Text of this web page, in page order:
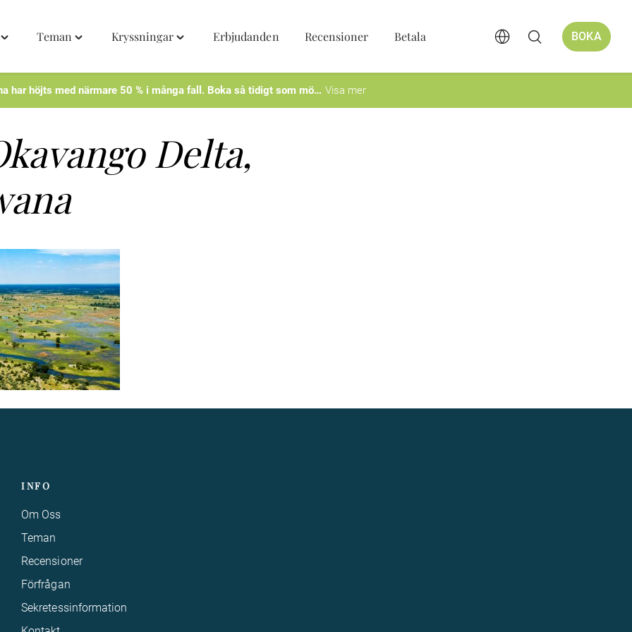
Teman
Toggle
Kryssningar Erbjudanden Recensioner Betala BOKA
har höjts med närmare 50 % i många fall. Boka så tidigt som mö Visa mer
Delta,
INFO
Om Oss
Teman
Recensioner
Förfrågan
Sekretessinformation